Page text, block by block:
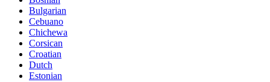
Bulgarian
Cebuano
Chichewa
Corsican
Croatian
Dutch
Estonian